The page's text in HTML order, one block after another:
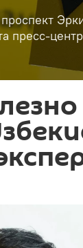
пресс-